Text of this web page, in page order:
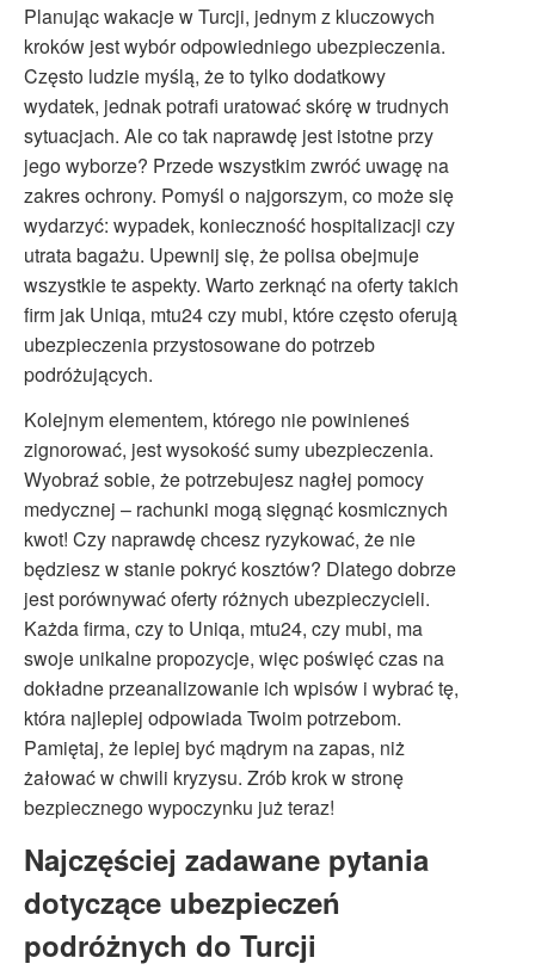
Planując wakacje w Turcji, jednym z kluczowych
kroków jest wybór odpowiedniego ubezpieczenia.
Często ludzie myślą, że to tylko dodatkowy
wydatek, jednak potrafi uratować skórę w trudnych
sytuacjach. Ale co tak naprawdę jest istotne przy
jego wyborze? Przede wszystkim zwróć uwagę na
zakres ochrony. Pomyśl o najgorszym, co może się
wydarzyć: wypadek, konieczność hospitalizacji czy
utrata bagażu. Upewnij się, że polisa obejmuje
wszystkie te aspekty. Warto zerknąć na oferty takich
firm jak Uniqa, mtu24 czy mubi, które często oferują
ubezpieczenia przystosowane do potrzeb
podróżujących.
Kolejnym elementem, którego nie powinieneś
zignorować, jest wysokość sumy ubezpieczenia.
Wyobraź sobie, że potrzebujesz nagłej pomocy
medycznej – rachunki mogą sięgnąć kosmicznych
kwot! Czy naprawdę chcesz ryzykować, że nie
będziesz w stanie pokryć kosztów? Dlatego dobrze
jest porównywać oferty różnych ubezpieczycieli.
Każda firma, czy to Uniqa, mtu24, czy mubi, ma
swoje unikalne propozycje, więc poświęć czas na
dokładne przeanalizowanie ich wpisów i wybrać tę,
która najlepiej odpowiada Twoim potrzebom.
Pamiętaj, że lepiej być mądrym na zapas, niż
żałować w chwili kryzysu. Zrób krok w stronę
bezpiecznego wypoczynku już teraz!
Najczęściej zadawane pytania
dotyczące ubezpieczeń
podróżnych do Turcji